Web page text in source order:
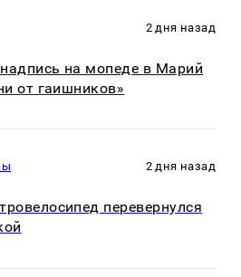
2 дня назад
на мопеде в Марий
от гаишников»
2 дня назад
перевернулся